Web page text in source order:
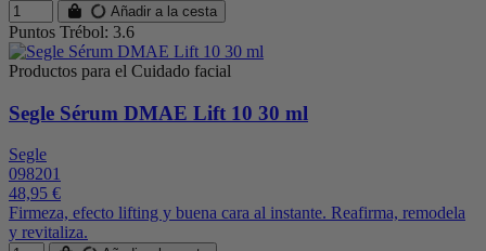
Añadir a la cesta
Puntos Trébol: 3.6
Productos para el Cuidado facial
Segle Sérum DMAE Lift 10 30 ml
Segle
098201
48,95 €
Firmeza, efecto lifting y buena cara al instante. Reafirma, remodela
y revitaliza.